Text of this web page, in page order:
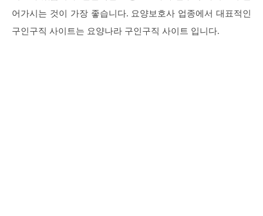
어가시는 것이 가장 좋습니다. 요양보호사 업종에서 대표적인
구인구직 사이트는 요양나라 구인구직 사이트 입니다.